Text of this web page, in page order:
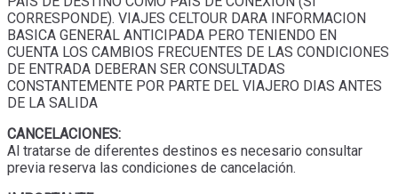
CORRESPONDE). VIAJES CELTOUR DARA INFORMACION
BASICA GENERAL ANTICIPADA PERO TENIENDO EN
CUENTA LOS CAMBIOS FRECUENTES DE LAS CONDICIONES
DE ENTRADA DEBERAN SER CONSULTADAS
CONSTANTEMENTE POR PARTE DEL VIAJERO DIAS ANTES
DE LA SALIDA
CANCELACIONES:
Al tratarse de diferentes destinos es necesario consultar
previa reserva las condiciones de cancelación.